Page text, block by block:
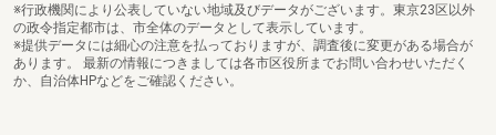
※行政機関により公表していない地域及びデータがございます。東京23区以外
の政令指定都市は、市全体のデータとして表示しています。
※提供データには細心の注意を払っておりますが、調査後に変更がある場合が
あります。 最新の情報につきましては各市区役所までお問い合わせいただく
か、自治体HPなどをご確認ください。